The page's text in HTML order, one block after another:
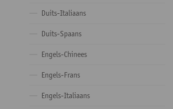
Duits-Italiaans
Duits-Spaans
Engels-Chinees
Engels-Frans
Engels-Italiaans